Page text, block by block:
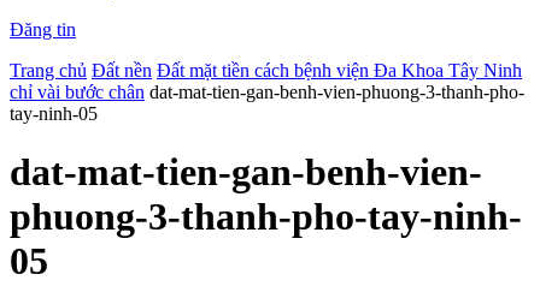
Đăng tin
Trang chủ Đất nền Đất mặt tiền cách bệnh viện Đa Khoa Tây Ninh
chỉ vài bước chân dat-mat-tien-gan-benh-vien-phuong-3-thanh-pho-
tay-ninh-05
dat-mat-tien-gan-benh-vien-
phuong-3-thanh-pho-tay-ninh-
05